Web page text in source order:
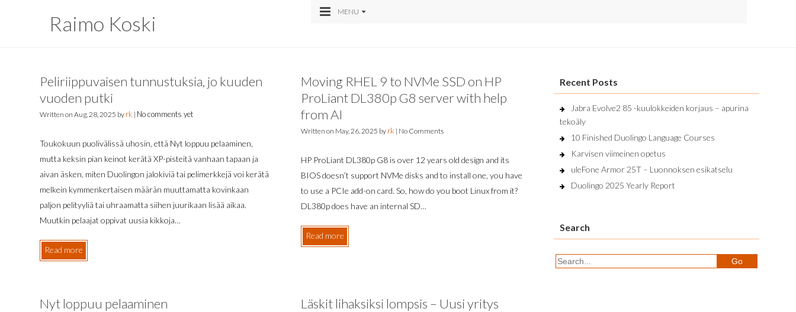
Raimo Koski MENU
Peliriippuvaisen tunnustuksia, jo kuuden
vuoden putki
Written on Aug, 28, 2025 by rk | No comments yet
Toukokuun puolivälissä uhosin, että Nyt loppuu pelaaminen,
mutta keksin pian keinot kerätä XP-pisteitä vanhaan tapaan ja
aivan äsken, miten Duolingon jalokiviä tai pelimerkkejä voi kerätä
melkein kymmenkertaisen määrän muuttamatta kovinkaan
paljon pelityyliä tai uhraamatta siihen juurikaan lisää aikaa.
Muutkin pelaajat oppivat uusia kikkoja…
Read more
Moving RHEL 9 to NVMe SSD on HP
ProLiant DL380p G8 server with help
from AI
Written on May, 26, 2025 by rk | No Comments
HP ProLiant DL380p G8 is over 12 years old design and its
BIOS doesn’t support NVMe disks and to install one, you have
to use a PCIe add-on card. So, how do you boot Linux from it?
DL380p does have an internal SD…
Read more
Nyt loppuu pelaaminen Läskit lihaksiksi lompsis – Uusi yritys
Recent Posts
Jabra Evolve2 85 -kuulokkeiden korjaus – apurina
tekoäly
10 Finished Duolingo Language Courses
Karvisen viimeinen opetus
uleFone Armor 25T – Luonnoksen esikatselu
Duolingo 2025 Yearly Report
Search